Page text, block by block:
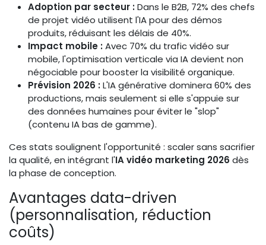
Adoption par secteur :Dans le B2B, 72% des chefs
de projet vidéo utilisent l'IA pour des démos
produits, réduisant les délais de 40%.
Impact mobile :Avec 70% du trafic vidéo sur
mobile, l'optimisation verticale via IA devient non
négociable pour booster la visibilité organique.
Prévision 2026 :L'IA générative dominera 60% des
productions, mais seulement si elle s'appuie sur
des données humaines pour éviter le "slop"
(contenu IA bas de gamme).
Ces stats soulignent l'opportunité : scaler sans sacrifier
la qualité, en intégrant l'IA vidéo marketing 2026 dès
la phase de conception.
Avantages data-driven
(personnalisation, réduction
coûts)